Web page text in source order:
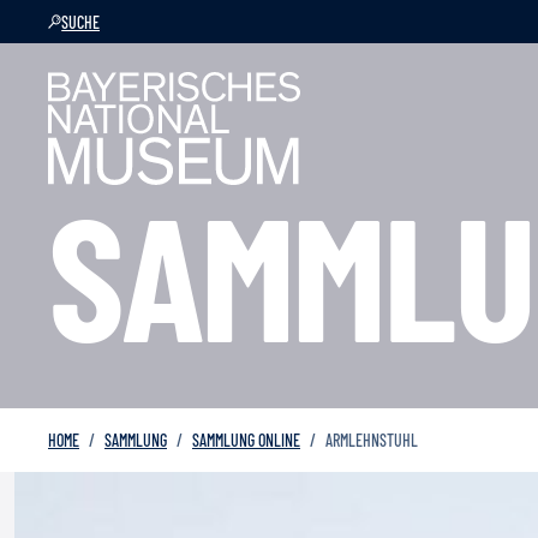
SUCHE
HOME SAMMLUNG SAMMLUNG ONLINE ARMLEHNSTUHL